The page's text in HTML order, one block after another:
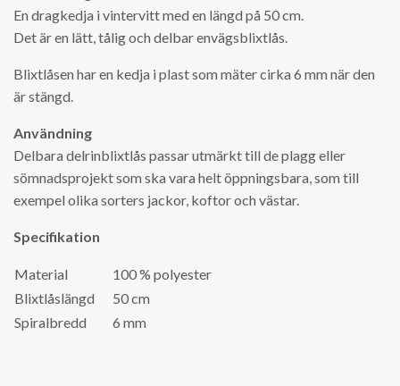
En dragkedja i vintervitt med en längd på 50 cm.
Det är en lätt, tålig och delbar envägsblixtlås.
Blixtlåsen har en kedja i plast som mäter cirka 6 mm när den
är stängd.
Användning
Delbara delrinblixtlås passar utmärkt till de plagg eller
sömnadsprojekt som ska vara helt öppningsbara, som till
exempel olika sorters jackor, koftor och västar.
Specifikation
Material
100 % polyester
Blixtlåslängd
50 cm
Spiralbredd
6 mm